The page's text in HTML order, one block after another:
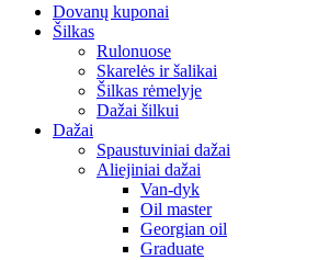
Dovanų kuponai
Šilkas
Rulonuose
Skarelės ir šalikai
Šilkas rėmelyje
Dažai šilkui
Dažai
Spaustuviniai dažai
Aliejiniai dažai
Van-dyk
Oil master
Georgian oil
Graduate